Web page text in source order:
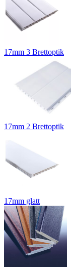
17mm 3 Brettoptik
17mm 2 Brettoptik
17mm glatt